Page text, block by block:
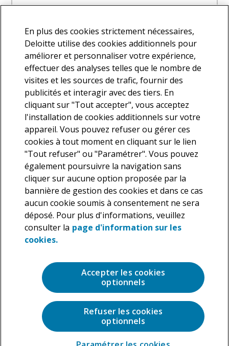
par Deloitte aux fins de répondre à la présente demande
Je souhaite faire partie de la base de contacts Deloitte afin de
recevoir d'autres communications en lien avec l'actualité et les
services offerts par Deloitte
Nous vous informons que Deloitte traite vos données
personnelles en tant que responsable de traitement dans le but
de répondre à votre demande. En application de la législation en
vigueur, vous disposez d’un droit d’accès, de rectification et de
suppression des données personnelles vous concernant ainsi
que la possibilité de vous opposer au traitement de ces données,
que vous pouvez exercer à tout moment. Pour plus de précisions
personnelles, veuillez consulter notreCharte de protection des
données personnelles.
En plus des cookies strictement nécessaires,
Deloitte utilise des cookies additionnels pour
améliorer et personnaliser votre expérience,
effectuer des analyses telles que le nombre de
visites et les sources de trafic, fournir des
publicités et interagir avec des tiers. En
cliquant sur "Tout accepter", vous acceptez
l'installation de cookies additionnels sur votre
appareil. Vous pouvez refuser ou gérer ces
cookies à tout moment en cliquant sur le lien
"Tout refuser" ou "Paramétrer". Vous pouvez
également poursuivre la navigation sans
cliquer sur aucune option proposée par la
bannière de gestion des cookies et dans ce cas
aucun cookie soumis à consentement ne sera
déposé. Pour plus d'informations, veuillez
consulter la page d'information sur les
cookies.
Refuser les cookies
optionnels
Accepter les cookies
optionnels